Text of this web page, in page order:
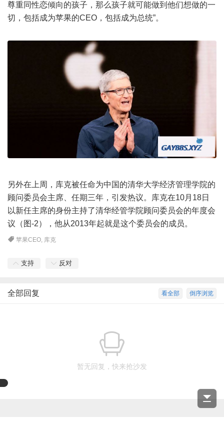
尊重同性恋倾向的孩子，那么孩子就可能做到他们想做的一
切，包括成为苹果的CEO，包括成为总统”。
另外在上周，库克被任命为中国的清华大学经济管理学院的
顾问委员会主席、任期三年，引发热议。库克在10月18日
以新任主席的身份主持了清华经管学院顾问委员会的年度会
议（图-2），他从2013年起就是这个委员会的成员。
苹果CEO, 库克
支持 反对
倒序浏览
看全部
全部回复
暂无回复，快来抢沙发